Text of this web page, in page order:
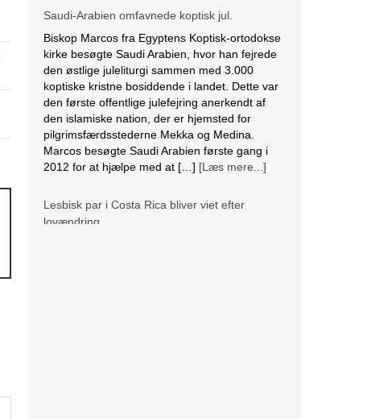
Saudi-Arabien omfavnede koptisk jul.
Biskop Marcos fra Egyptens Koptisk-ortodokse
kirke besøgte Saudi Arabien, hvor han fejrede
den østlige juleliturgi sammen med 3.000
koptiske kristne bosiddende i landet. Dette var
den første offentlige julefejring anerkendt af
den islamiske nation, der er hjemsted for
pilgrimsfærdsstederne Mekka og Medina.
Marcos besøgte Saudi Arabien første gang i
2012 for at hjælpe med at […] [Læs mere...]
Lesbisk par i Costa Rica bliver viet efter
lovændring